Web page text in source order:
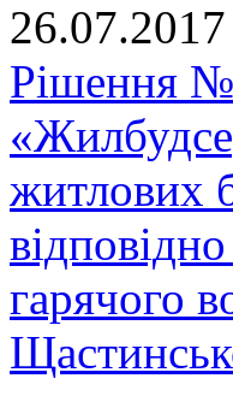
26.07.2017
Рішення
житлових
гарячого